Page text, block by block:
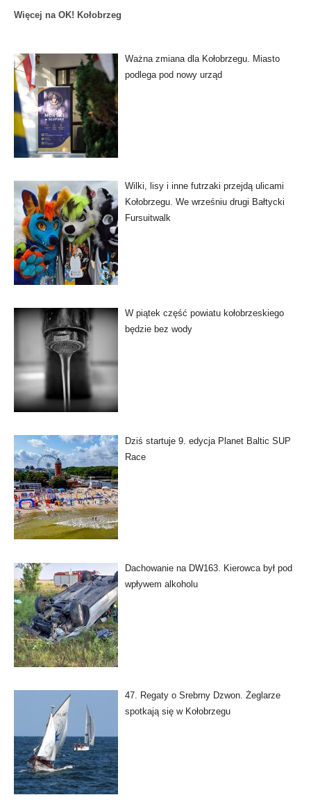
Więcej na OK! Kołobrzeg
Ważna zmiana dla Kołobrzegu. Miasto
podlega pod nowy urząd
Wilki, lisy i inne futrzaki przejdą ulicami
Kołobrzegu. We wrześniu drugi Bałtycki
Fursuitwalk
W piątek część powiatu kołobrzeskiego
będzie bez wody
Dziś startuje 9. edycja Planet Baltic SUP
Race
Dachowanie na DW163. Kierowca był pod
wpływem alkoholu
47. Regaty o Srebrny Dzwon. Żeglarze
spotkają się w Kołobrzegu